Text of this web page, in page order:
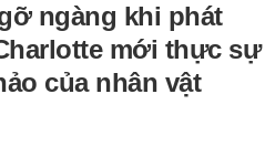
ngàng khi phát
mới thực sự
của nhân vật